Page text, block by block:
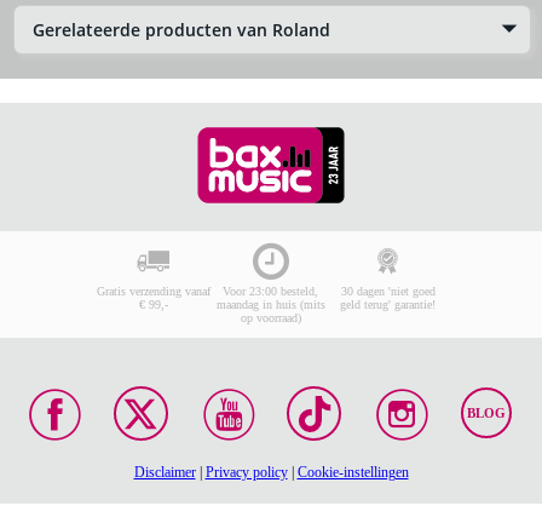
Gerelateerde producten van Roland
Gratis verzending vanaf
€ 99,-
Voor 23:00 besteld,
maandag in huis (mits
op voorraad)
30 dagen 'niet goed
geld terug' garantie!
BLOG
Disclaimer| Privacy policy| Cookie-instellingen